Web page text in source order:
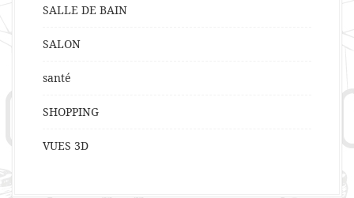
SALLE DE BAIN
SALON
santé
SHOPPING
VUES 3D